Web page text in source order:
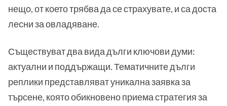
нещо, от което трябва да се страхувате, и са доста
лесни за овладяване.
Съществуват два вида дълги ключови думи:
актуални и поддържащи. Тематичните дълги
реплики представляват уникална заявка за
търсене, която обикновено приема стратегия за